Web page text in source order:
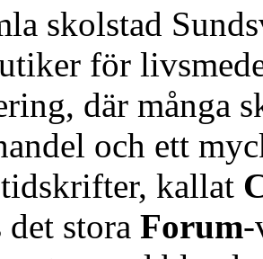
skolstad
för
där många
och ett
kallat
det stora Forum-